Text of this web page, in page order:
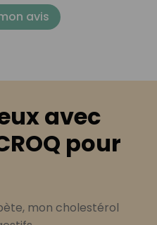
avis
avec
pour
mon cholestérol